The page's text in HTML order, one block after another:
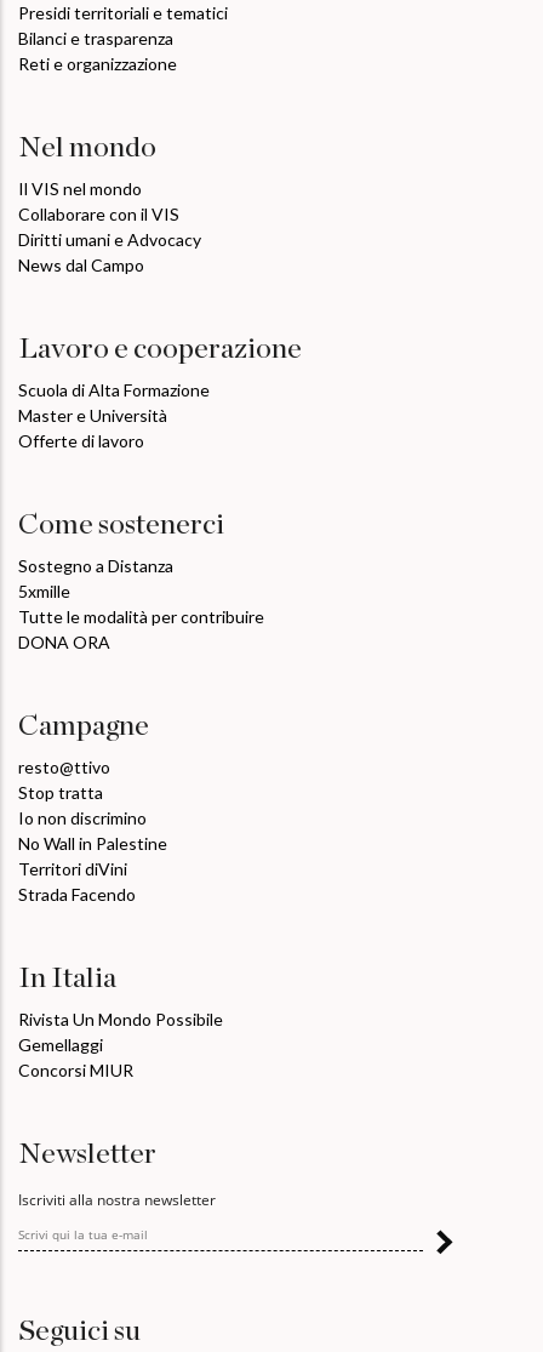
Presidi territoriali e tematici
Bilanci e trasparenza
Reti e organizzazione
Nel mondo
Il VIS nel mondo
Collaborare con il VIS
Diritti umani e Advocacy
News dal Campo
Lavoro e cooperazione
Scuola di Alta Formazione
Master e Università
Offerte di lavoro
Come sostenerci
Sostegno a Distanza
5xmille
Tutte le modalità per contribuire
DONA ORA
Campagne
resto@ttivo
Stop tratta
Io non discrimino
No Wall in Palestine
Territori diVini
Strada Facendo
In Italia
Rivista Un Mondo Possibile
Gemellaggi
Concorsi MIUR
Newsletter
Iscriviti alla nostra newsletter
Seguici su